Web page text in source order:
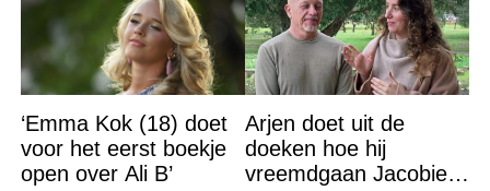
‘Emma Kok (18) doet
voor het eerst boekje
open over Ali B’
Arjen doet uit de
doeken hoe hij
vreemdgaan Jacobien